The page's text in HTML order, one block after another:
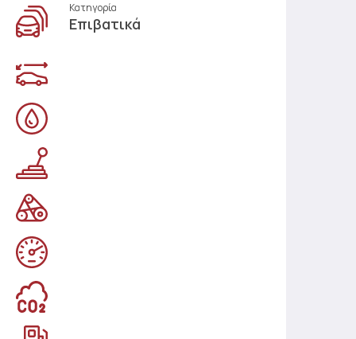
Κατηγορία
Επιβατικά